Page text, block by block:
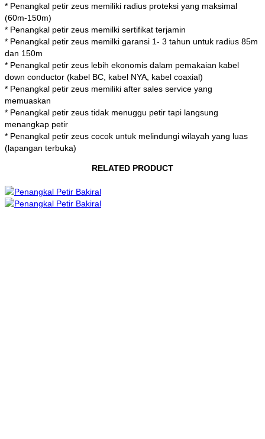
* Penangkal petir zeus memiliki radius proteksi yang maksimal
(60m-150m)
* Penangkal petir zeus memilki sertifikat terjamin
* Penangkal petir zeus memilki garansi 1- 3 tahun untuk radius 85m
dan 150m
* Penangkal petir zeus lebih ekonomis dalam pemakaian kabel
down conductor (kabel BC, kabel NYA, kabel coaxial)
* Penangkal petir zeus memiliki after sales service yang
memuaskan
* Penangkal petir zeus tidak menuggu petir tapi langsung
menangkap petir
* Penangkal petir zeus cocok untuk melindungi wilayah yang luas
(lapangan terbuka)
RELATED PRODUCT